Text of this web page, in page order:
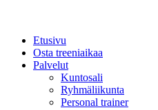
Etusivu
Osta treeniaikaa
Palvelut
Kuntosali
Ryhmäliikunta
Personal trainer